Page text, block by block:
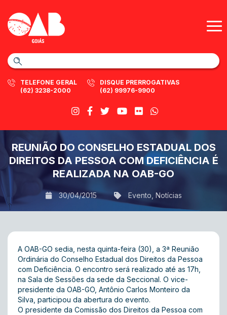
TELEFONE GERAL
(62) 3238-2000
DISQUE PRERROGATIVAS
(62) 99976-9900
REUNIÃO DO CONSELHO ESTADUAL DOS
DIREITOS DA PESSOA COM DEFICIÊNCIA É
REALIZADA NA OAB-GO
30/04/2015 Evento Notícias
A OAB-GO sedia, nesta quinta-feira (30), a 3ª Reunião
Ordinária do Conselho Estadual dos Direitos da Pessoa
com Deficiência. O encontro será realizado até as 17h,
na Sala de Sessões da sede da Seccional. O vice-
presidente da OAB-GO, Antônio Carlos Monteiro da
Silva, participou da abertura do evento.
O presidente da Comissão dos Direitos da Pessoa com